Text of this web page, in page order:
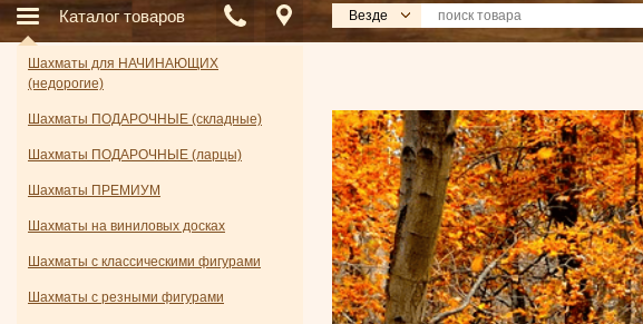
Каталог товаров Везде
Шахматы для НАЧИНАЮЩИХ
(недорогие)
Шахматы ПОДАРОЧНЫЕ (складные)
Шахматы ПОДАРОЧНЫЕ (ларцы)
Шахматы ПРЕМИУМ
Шахматы на виниловых досках
Шахматы с классическими фигурами
Шахматы с резными фигурами